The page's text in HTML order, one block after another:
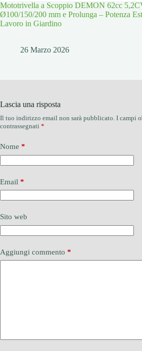
Mototrivella a Scoppio DEMON 62cc
Ø100/150/200 mm e Prolunga – Potenza
Lavoro in Giardino
26 Marzo 2026
Lascia una risposta
Il tuo indirizzo email non sarà pubblicato. I campi
contrassegnati *
Nome *
Email *
Sito web
Aggiungi commento *